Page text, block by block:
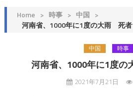
Home > 時事 > 中国 >
河南省、1000年に1度の大雨 死
中国 時事
河南省、1000年に1度
2021年7月21日